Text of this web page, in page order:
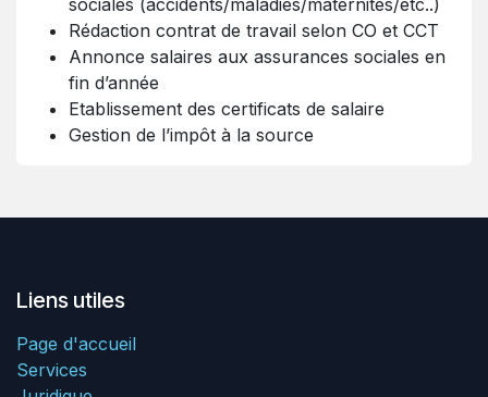
sociales (accidents/maladies/maternités/etc..)
Rédaction contrat de travail selon CO et CCT
Annonce salaires aux assurances sociales en
fin d’année
Etablissement des certificats de salaire
Gestion de l’impôt à la source
Liens utiles
Page d'accueil
Services